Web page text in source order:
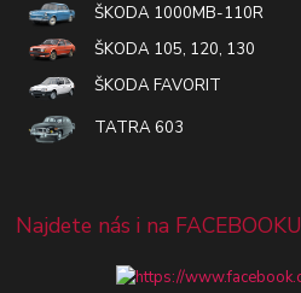
ŠKODA 1000MB-110R
ŠKODA 105, 120, 130
ŠKODA FAVORIT
TATRA 603
Najdete nás i na FACEBOOKU